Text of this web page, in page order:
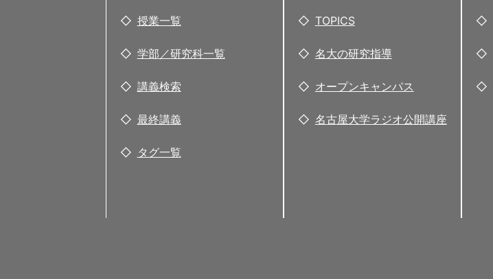
授業一覧
学部／研究科一覧
講義検索
最終講義
タグ一覧
TOPICS
名大の研究指導
オープンキャンパス
名古屋大学ラジオ公開講座